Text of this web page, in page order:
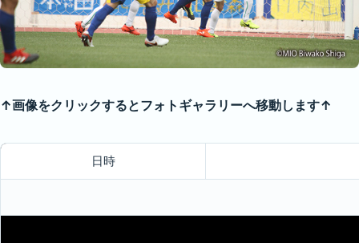
↑画像をクリックするとフォトギャラリーへ移動します↑
日時